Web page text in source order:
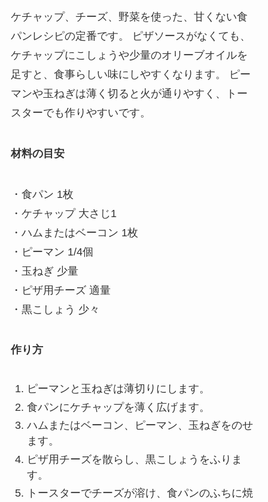
ケチャップ、チーズ、野菜を使った、甘くない食
パンレシピの定番です。 ピザソースがなくても、
ケチャップにこしょうや少量のオリーブオイルを
足すと、食事らしい味にしやすくなります。 ピー
マンや玉ねぎは薄く切ると火が通りやすく、トー
スターでも作りやすいです。
材料の目安
・食パン 1枚
・ケチャップ 大さじ1
・ハムまたはベーコン 1枚
・ピーマン 1/4個
・玉ねぎ 少量
・ピザ用チーズ 適量
・黒こしょう 少々
作り方
ピーマンと玉ねぎは薄切りにします。
食パンにケチャップを薄く広げます。
ハムまたはベーコン、ピーマン、玉ねぎをのせ
ます。
ピザ用チーズを散らし、黒こしょうをふりま
す。
トースターでチーズが溶け、食パンのふちに焼